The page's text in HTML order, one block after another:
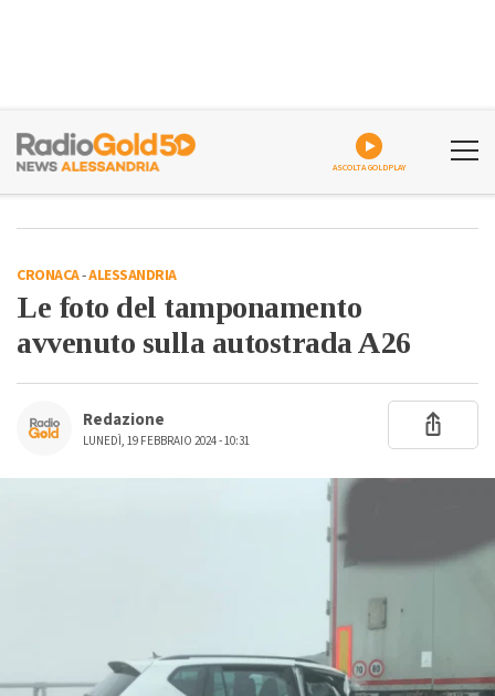
ASCOLTA GOLDPLAY
CRONACA-ALESSANDRIA
Le foto del tamponamento
avvenuto sulla autostrada A26
Redazione
LUNEDÌ, 19 FEBBRAIO 2024 - 10:31